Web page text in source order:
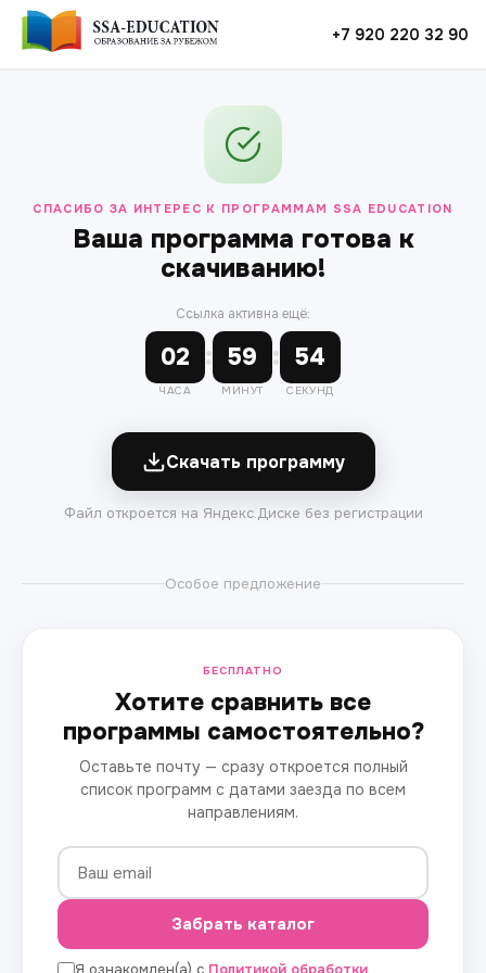
+7 920 220 32 90
СПАСИБО ЗА ИНТЕРЕС К ПРОГРАММАМ SSA EDUCATION
Ваша программа готова к
скачиванию!
Ссылка активна ещё:
02
ЧАСА
: 59
МИНУТ
: 54
СЕКУНД
Скачать программу
Файл откроется на Яндекс.Диске без регистрации
Особое предложение
БЕСПЛАТНО
Хотите сравнить все
программы самостоятельно?
Оставьте почту — сразу откроется полный
список программ с датами заезда по всем
направлениям.
Забрать каталог
Я ознакомлен(а) с Политикой обработки